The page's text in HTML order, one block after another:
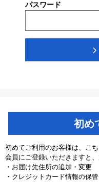
パスワード
初め
初めてご利用のお客様は、こ
会員にご登録いただきますと
・お届け先住所の追加・変更
・クレジットカード情報の保管